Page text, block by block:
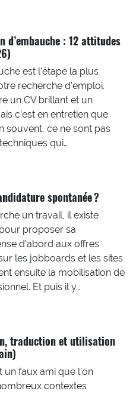
d’embauche : 12 attitudes
est l’étape la plus
recherche d’emploi.
un CV brillant et un
c’est en entretien que
souvent, ce ne sont pas
qui…
spontanée ?
un travail, il existe
proposer sa
d’abord aux offres
les jobboards et les sites
ensuite la mobilisation de
Et puis il y…
traduction et utilisation
faux ami que l’on
contextes